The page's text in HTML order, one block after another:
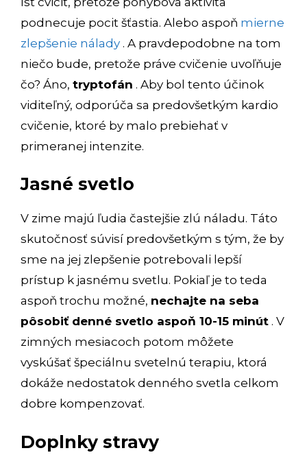
podnecuje pocit šťastia. Alebo aspoň mierne
zlepšenie nálady . A pravdepodobne na tom
niečo bude, pretože práve cvičenie uvoľňuje
čo? Áno, tryptofán . Aby bol tento účinok
viditeľný, odporúča sa predovšetkým kardio
cvičenie, ktoré by malo prebiehať v
primeranej intenzite.
Jasné svetlo
V zime majú ľudia častejšie zlú náladu. Táto
skutočnosť súvisí predovšetkým s tým, že by
sme na jej zlepšenie potrebovali lepší
prístup k jasnému svetlu. Pokiaľ je to teda
aspoň trochu možné, nechajte na seba
pôsobiť denné svetlo aspoň 10-15 minút . V
zimných mesiacoch potom môžete
vyskúšať špeciálnu svetelnú terapiu, ktorá
dokáže nedostatok denného svetla celkom
dobre kompenzovať.
Doplnky stravy